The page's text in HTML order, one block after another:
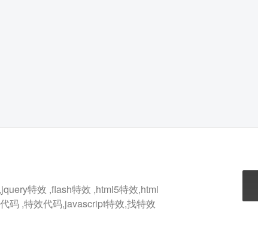
特效 ,flash特效 ,html5特效,html
码 ,特效代码,javascript特效,找特效